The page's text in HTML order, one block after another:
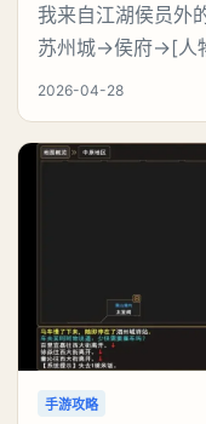
我来自江湖侯员外
苏州城→侯府→[人
胜利后，回到 苏
续往下攻略。《我
一、【侯员外的
侯府正厅→[人物：
2026-04-28
手游攻略